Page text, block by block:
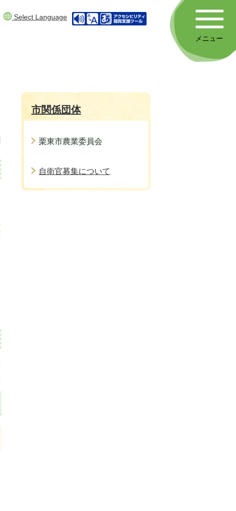
Select Language
メニュー
市関係団体
栗東市農業委員会
自衛官募集について